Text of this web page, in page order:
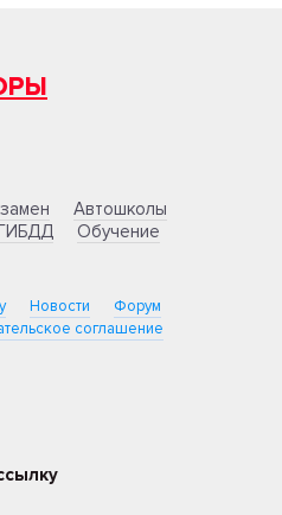
Автошколы
Обучение
Новости
Форум
соглашение